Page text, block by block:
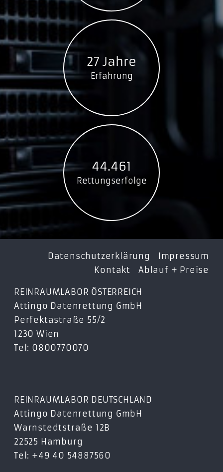
27 Jahre
Erfahrung
44.461
Rettungserfolge
Datenschutzerklärung
Impressum
Kontakt
Ablauf + Preise
REINRAUMLABOR ÖSTERREICH
Attingo Datenrettung GmbH
Perfektastraße 55/2
1230 Wien
Tel: 0800770070
REINRAUMLABOR DEUTSCHLAND
Attingo Datenrettung GmbH
Warnstedtstraße 12B
22525 Hamburg
Tel: +49 40 54887560